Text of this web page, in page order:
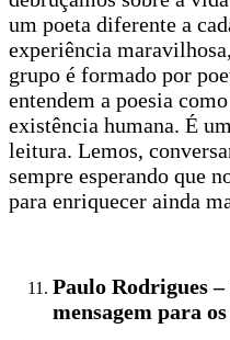
um poeta diferente a
experiência
grupo é formado por
entendem a poesia
existência humana. É
leitura. Lemos,
sempre esperando que
para enriquecer ainda
Paulo Rodrigues
mensagem para